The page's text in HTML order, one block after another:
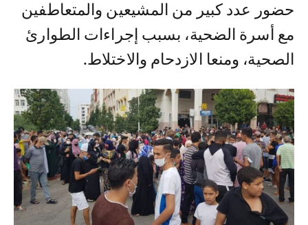
حضور عدد كبير من المشيعين والمتعاطفين
مع أسرة الضحية، بسبب إجراءات الطوارئ
الصحية، ومنعا الازدحام والاختلاط.